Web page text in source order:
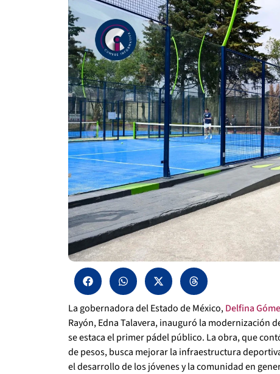
La gobernadora del Estado de México,Delfina
Rayón, Edna Talavera, inauguró la modernización
se estaca el primer pádel público. La obra, que
de pesos, busca mejorar la infraestructura
el desarrollo de los jóvenes y la comunidad en